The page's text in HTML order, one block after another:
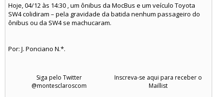
Hoje, 04/12 às 14:30 , um ônibus da MocBus e um veículo Toyota
SW4 colidiram – pela gravidade da batida nenhum passageiro do
ônibus ou da SW4 se machucaram.
Por: J. Ponciano N.*.
Siga pelo Twitter
@montesclaroscom
Inscreva-se aqui para receber o
Maillist